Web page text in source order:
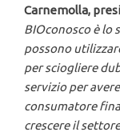
Carnemolla,
BIOconosco è
possono
per sciogliere
servizio per
consumatore
crescere il